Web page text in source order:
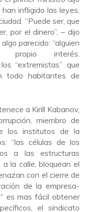
infligido las leyes,
“Puede ser, que
por el dinero”, – dijo
parecido: “alguien
interés.
“extremistas” que
todo habitantes de
a Kirill Kabanov,
miembro de
los institutos de la
“las células de los
a las estructuras
a la calle, bloquean el
con el cierre de
de la empresa-
es mas fácil obtener
el sindicato